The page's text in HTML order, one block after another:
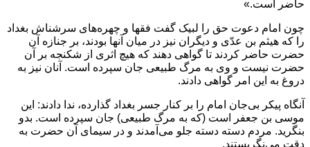
حاضر است.»
چون امام دعوت حق را لبیک گفت فقها و چهره‌های سرشناش بغداد
را که هیثم بن عدّی و دیگران نیز در میان آنها بودند، بر جنازه آن
حضرت حاضر کردند تا گواهی دهند که هیچ اثری از شکنجه بر آن
حضرت نیست و وی به مرگ طبیعی جان سپرده است. آنان نیز به
دروغ به این امر گواهی دادند.
آنگاه پیکر بی‌جان امام را بر کنار جسر بغداد گذارده، ندا دادند: این
موسی بن جعفر است (که به مرگ طبیعی) جان سپرده است. بدو
بنگرید. مردم دسته دسته جلو می‌آمدند و در سیمای آن حضرت به
دقت می‌نگریستند.